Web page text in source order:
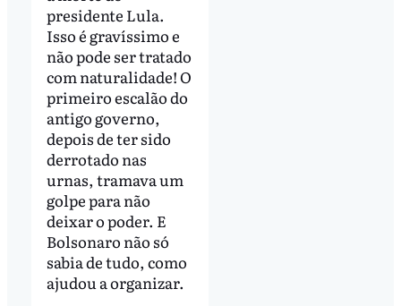
presidente Lula.
Isso é gravíssimo e
não pode ser tratado
com naturalidade! O
primeiro escalão do
antigo governo,
depois de ter sido
derrotado nas
urnas, tramava um
golpe para não
deixar o poder. E
Bolsonaro não só
sabia de tudo, como
ajudou a organizar.